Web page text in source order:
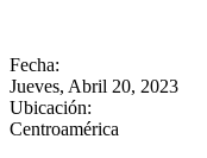
Fecha:
Jueves, Abril 20, 2023
Ubicación:
Centroamérica